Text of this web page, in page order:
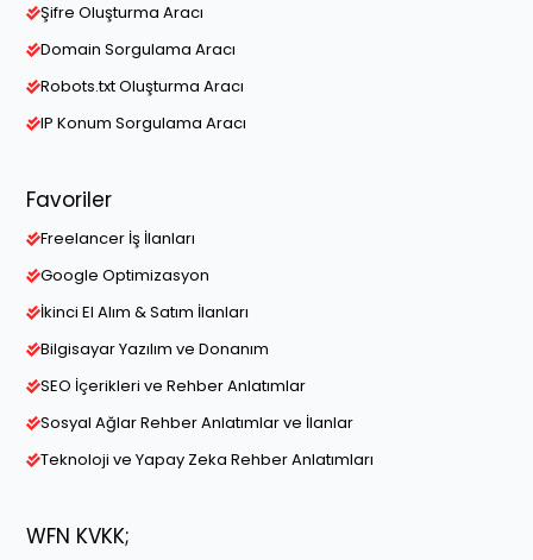
Şifre Oluşturma Aracı
Domain Sorgulama Aracı
Robots.txt Oluşturma Aracı
IP Konum Sorgulama Aracı
Favoriler
Freelancer İş İlanları
Google Optimizasyon
İkinci El Alım & Satım İlanları
Bilgisayar Yazılım ve Donanım
SEO İçerikleri ve Rehber Anlatımlar
Sosyal Ağlar Rehber Anlatımlar ve İlanlar
Teknoloji ve Yapay Zeka Rehber Anlatımları
WFN KVKK;